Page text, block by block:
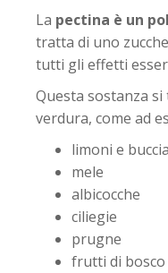
La pectina è un
tratta di uno
tutti gli effetti
Questa sostanza
verdura, come ad
limoni e
mele
albicocche
ciliegie
prugne
frutti di bosco